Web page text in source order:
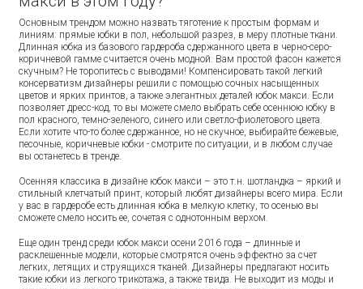
Основным трендом можно назвать тяготение к простым формам и
линиям: прямые юбки в пол, небольшой разрез, в меру плотные ткани.
Длинная юбка из базового гардероба сдержанного цвета в черно-серо-
коричневой гамме считается очень модной. Вам простой фасон кажется
скучным? Не торопитесь с выводами! Компенсировать такой легкий
консерватизм дизайнеры решили с помощью сочных насыщенных
цветов и ярких принтов, а также элегантных деталей юбок макси. Если
позволяет дресс-код, то вы можете смело выбрать себе осеннюю юбку в
пол красного, темно-зеленого, синего или светло-фиолетового цвета.
Если хотите что-то более сдержанное, но не скучное, выбирайте бежевые,
песочные, коричневые юбки - смотрите по ситуации, и в любом случае
вы останетесь в тренде.
Осенняя классика в дизайне юбок макси – это т.н. шотландка – яркий и
стильный клетчатый принт, который любят дизайнеры всего мира. Если
у вас в гардеробе есть длинная юбка в мелкую клетку, то осенью вы
сможете смело носить ее, сочетая с однотонным верхом.
Еще один тренд среди юбок макси осени 2016 года – длинные и
расклешенные модели, которые смотрятся очень эффектно за счет
легких, летящих и струящихся тканей. Дизайнеры предлагают носить
такие юбки из легкого трикотажа, а также твида. Не выходит из моды и